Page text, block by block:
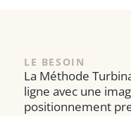
LE BESOIN
La Méthode
ligne avec une
positionnement